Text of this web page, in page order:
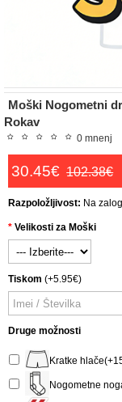
Moški Nogometni
Rokav
0 mnenj
30.45€ 102.38€
Razpoložljivost: Na
Velikosti za Moški
Tiskom (+5.95€)
Druge možnosti
Kratke
Nogometne